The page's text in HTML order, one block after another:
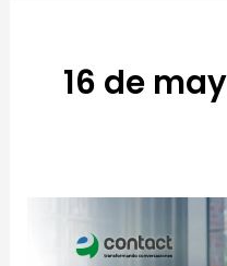
16 de
Listening